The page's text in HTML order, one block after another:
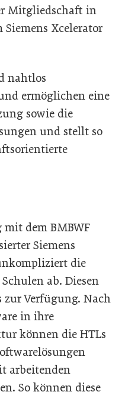
Mitgliedschaft in
Xcelerator
nahtlos
ermöglichen eine
sowie die
und stellt so
mit dem BMBWF
Siemens
die
ab. Diesen
zur Verfügung. Nach
in ihre
können die HTLs
arbeitenden
So können diese